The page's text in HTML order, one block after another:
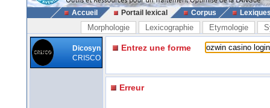
Accueil Portail lexical Corpus
Morphologie Lexicographie Etymologie
Dicosyn
CRISCO
Entrez une forme
Erreur